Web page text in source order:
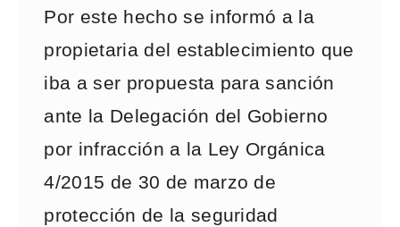
Por este hecho se informó a la
propietaria del establecimiento que
iba a ser propuesta para sanción
ante la Delegación del Gobierno
por infracción a la Ley Orgánica
4/2015 de 30 de marzo de
protección de la seguridad